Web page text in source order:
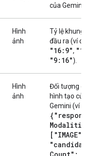
của Gemini.
Hình
ảnh
Tỷ lệ khung
đầu ra (ví dụ:
"16:9",
"9:16").
Hình
ảnh
Đối tượng
hình tạo của
Gemini (ví
["IMAGE"]